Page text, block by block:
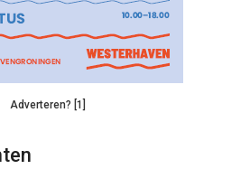
Adverteren? [1]